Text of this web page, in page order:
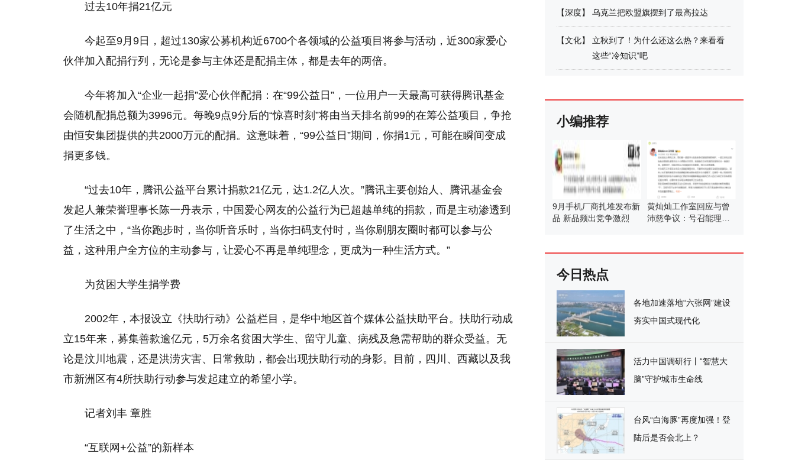
过去10年捐21亿元
今起至9月9日，超过130家公募机构近6700个各领域的公益项目将参与活动，近300家爱心
伙伴加入配捐行列，无论是参与主体还是配捐主体，都是去年的两倍。
今年将加入“企业一起捐”爱心伙伴配捐：在“99公益日”，一位用户一天最高可获得腾讯基金
会随机配捐总额为3996元。每晚9点9分后的“惊喜时刻”将由当天排名前99的在筹公益项目，争抢
由恒安集团提供的共2000万元的配捐。这意味着，“99公益日”期间，你捐1元，可能在瞬间变成
捐更多钱。
“过去10年，腾讯公益平台累计捐款21亿元，达1.2亿人次。”腾讯主要创始人、腾讯基金会
发起人兼荣誉理事长陈一丹表示，中国爱心网友的公益行为已超越单纯的捐款，而是主动渗透到
了生活之中，“当你跑步时，当你听音乐时，当你扫码支付时，当你刷朋友圈时都可以参与公
益，这种用户全方位的主动参与，让爱心不再是单纯理念，更成为一种生活方式。”
为贫困大学生捐学费
2002年，本报设立《扶助行动》公益栏目，是华中地区首个媒体公益扶助平台。扶助行动成
立15年来，募集善款逾亿元，5万余名贫困大学生、留守儿童、病残及急需帮助的群众受益。无
论是汶川地震，还是洪涝灾害、日常救助，都会出现扶助行动的身影。目前，四川、西藏以及我
市新洲区有4所扶助行动参与发起建立的希望小学。
记者刘丰 章胜
“互联网+公益”的新样本
【深度】 乌克兰把欧盟旗摆到了最高拉达
【文化】
立秋到了！为什么还这么热？来看看
这些“冷知识”吧
小编推荐
9月手机厂商扎堆发布新
品 新品频出竞争激烈
黄灿灿工作室回应与曾
沛慈争议：号召能理智
今日热点
各地加速落地“六张网”建设
夯实中国式现代化
活力中国调研行丨“智慧大
脑”守护城市生命线
台风“白海豚”再度加强！登
陆后是否会北上？